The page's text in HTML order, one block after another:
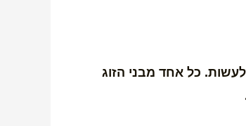
כל אחד מבני הזוג